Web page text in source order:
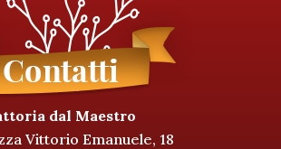
dal Maestro
Vittorio Emanuele, 18